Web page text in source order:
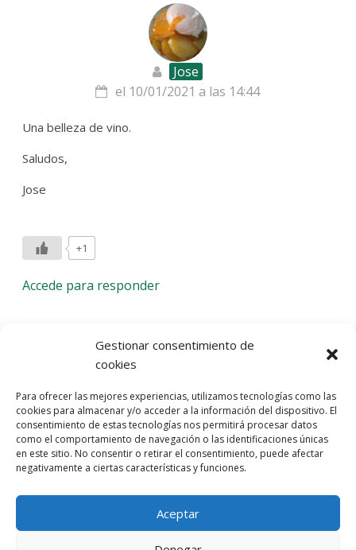
Gestionar consentimiento de
cookies
Para ofrecer las mejores experiencias, utilizamos tecnologías como las
cookies para almacenar y/o acceder a la información del dispositivo. El
consentimiento de estas tecnologías nos permitirá procesar datos
como el comportamiento de navegación o las identificaciones únicas
en este sitio. No consentir o retirar el consentimiento, puede afectar
negativamente a ciertas características y funciones.
Aceptar
Jose
el 10/01/2021 a las 14:44
Una belleza de vino.
Saludos,
Jose
+1
Accede para responder
Deja una respuesta
comentario.
Entra con tu red social
He leído y acepto laPolítica de Privacidad